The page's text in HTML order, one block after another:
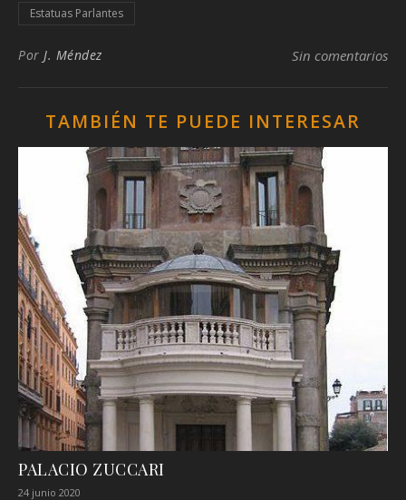
Estatuas Parlantes
Por J. Méndez Sin comentarios
TAMBIÉN TE PUEDE INTERESAR
PALACIO ZUCCARI
24 junio 2020